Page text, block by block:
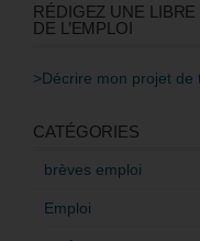
RÉDIGEZ UNE
DE L’EMPLOI
>Décrire mon projet de
CATÉGORIES
brèves emploi
Emploi